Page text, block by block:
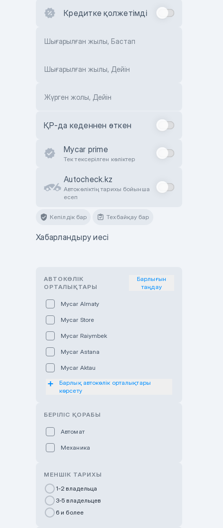
Кредитке қолжетімді
Шығарылған жылы, Бастап
Шығарылған жылы, Дейін
Жүрген жолы, Дейін
ҚР-да кеденнен өткен
Mycar prime
Тек тексерілген көліктер
Autocheck.kz
Автокөліктің тарихы бойынша
есеп
Кепілдік бар Техбайқау бар
Хабарландыру иесі
АВТОКӨЛІК
ОРТАЛЫҚТАРЫ
Барлығын
таңдау
Mycar Almaty
Mycar Store
Mycar Raiymbek
Mycar Astana
Mycar Aktau
Mycar Uralsk
Haval & Tank Pavlodar
Bavaria Almaty
Mycar Shymkent
Changan Auto Nurly Zhol
Барлық автокөлік орталықтары
көрсету
БЕРІЛІС ҚОРАБЫ
Автомат
Механика
МЕНШІК ТАРИХЫ
1-2 владельца
3-5 владельцев
6 и более